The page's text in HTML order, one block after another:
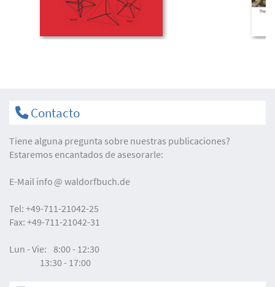
Contacto
Tiene alguna pregunta sobre nuestras publicaciones?
Estaremos encantados de asesorarle:
E-Mail info waldorfbuch.de
Tel: +49-711-21042-25
Fax: +49-711-21042-31
Lun - Vie: 8:00 - 12:30
13:30 - 17:00